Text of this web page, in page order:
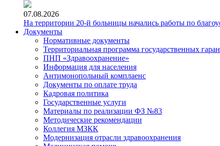
07.08.2026
На территории 20-й больницы начались работы по
Документы
Нормативные документы
Территориальная программа государственных
ПНП «Здравоохранение»
Информация для населения
Антимонопольный комплаенс
Документы по оплате труда
Кадровая политика
Государственные услуги
Материалы по реализации ФЗ №83
Методические рекомендации
Коллегия МЗКК
Модернизация отрасли здравоохранения